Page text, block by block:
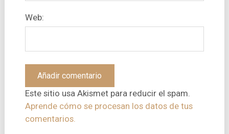
Web:
Este sitio usa Akismet para reducir el spam.
Aprende cómo se procesan los datos de tus
comentarios.